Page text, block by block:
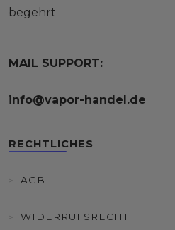
begehrt
MAIL SUPPORT:
info@vapor-handel.de
RECHTLICHES
AGB
WIDERRUFSRECHT